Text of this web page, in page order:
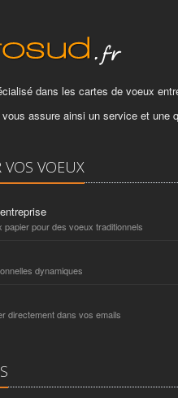
dans les cartes de voeux
assure ainsi un service et une
VOEUX
pour des voeux traditionnels
dynamiques
directement dans vos emails